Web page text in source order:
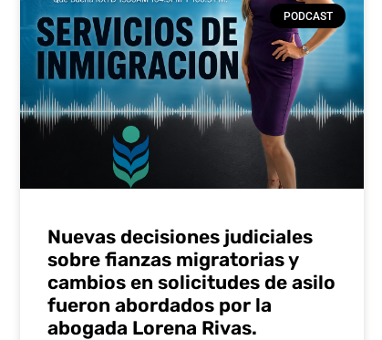
PODCAST
Nuevas decisiones judiciales
sobre fianzas migratorias y
cambios en solicitudes de asilo
fueron abordados por la
abogada Lorena Rivas.